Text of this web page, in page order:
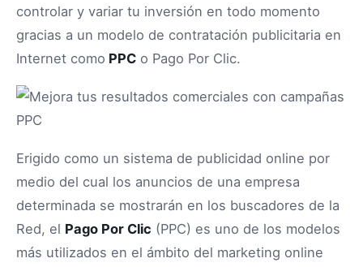
controlar y variar tu inversión en todo momento
gracias a un modelo de contratación publicitaria en
Internet como PPC o Pago Por Clic.
Erigido como un sistema de publicidad online por
medio del cual los anuncios de una empresa
determinada se mostrarán en los buscadores de la
Red, el Pago Por Clic (PPC) es uno de los modelos
más utilizados en el ámbito del marketing online